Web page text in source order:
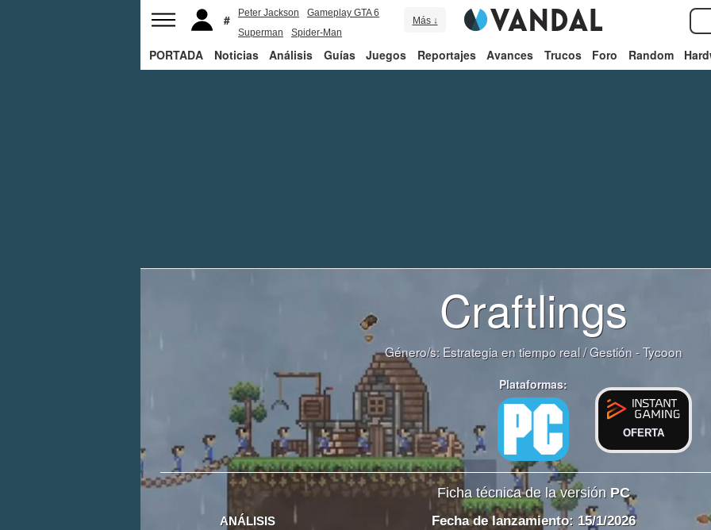
Peter Jackson
Gameplay GTA 6
Superman
Spider-Man
Más ↓
PORTADA Noticias Análisis Guías Juegos Reportajes Avances Trucos Foro Random
Craftlings
Género/s: Estrategia en tiempo real/Gestión - Tycoon
Plataformas:
OFERTA
Ficha técnica de la versión PC
ANÁLISIS Fecha de lanzamiento: 15/1/2026